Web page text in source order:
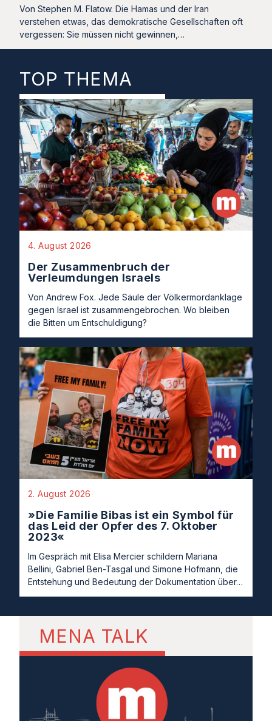
Von Stephen M. Flatow. Die Hamas und der Iran
verstehen etwas, das demokratische Gesellschaften oft
vergessen: Sie müssen nicht gewinnen,…
TOP THEMA
4. August 2026
Der Zusammenbruch der
Verleumdungen Israels
Von Andrew Fox. Jede Säule der Völkermordanklage
gegen Israel ist zusammengebrochen. Wo bleiben
die Bitten um Entschuldigung?
2. August 2026
»Die Familie Bibas ist ein Symbol für
das Leid der Opfer des 7. Oktober
2023«
Im Gespräch mit Elisa Mercier schildern Mariana
Bellini, Gabriel Ben-Tasgal und Simone Hofmann, die
Entstehung und Bedeutung der Dokumentation über…
MENA TALK